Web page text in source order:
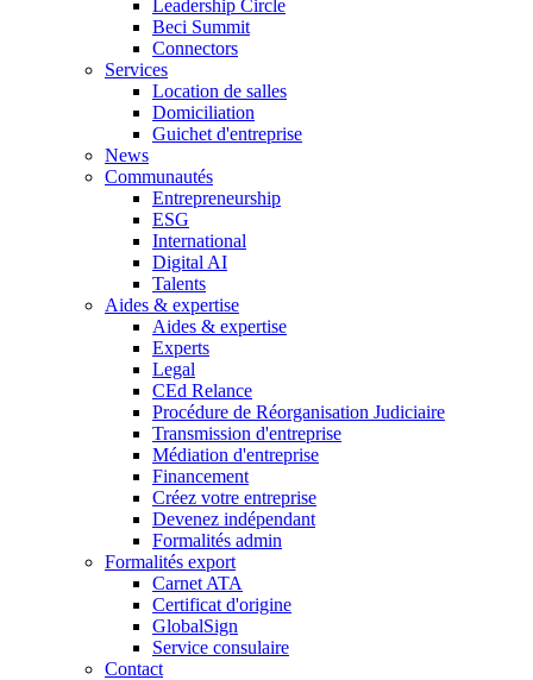
Leadership Circle
Beci Summit
Connectors
Services
Location de salles
Domiciliation
Guichet d'entreprise
News
Communautés
Entrepreneurship
ESG
International
Digital AI
Talents
Aides & expertise
Aides & expertise
Experts
Legal
CEd Relance
Procédure de Réorganisation Judiciaire
Transmission d'entreprise
Médiation d'entreprise
Financement
Créez votre entreprise
Devenez indépendant
Formalités admin
Formalités export
Carnet ATA
Certificat d'origine
GlobalSign
Service consulaire
Contact